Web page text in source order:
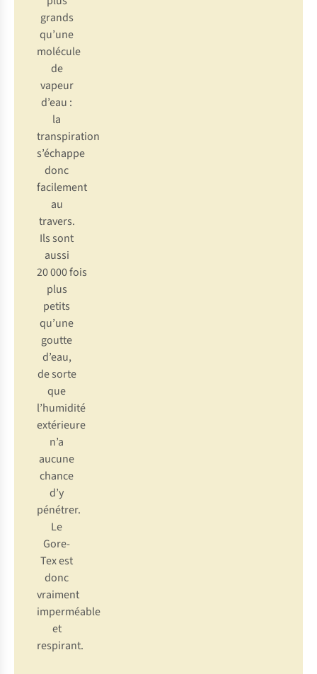
grands
qu’une
molécule
de
vapeur
d’eau :
la
transpiration
s’échappe
donc
facilement
au
travers.
Ils sont
aussi
20 000 fois
plus
petits
qu’une
goutte
d’eau,
de sorte
que
l’humidité
extérieure
n’a
aucune
chance
d’y
pénétrer.
Le
Gore-
Tex est
donc
vraiment
imperméable
et
respirant.